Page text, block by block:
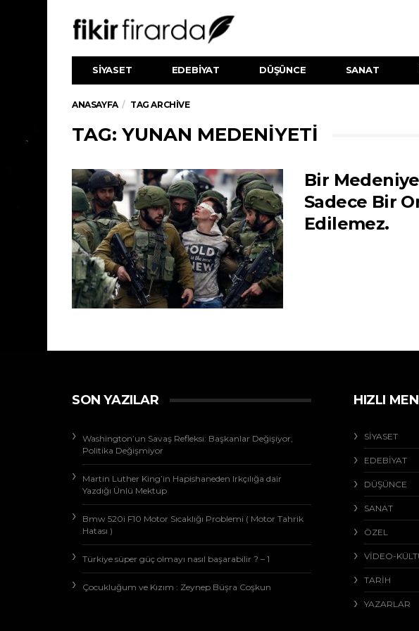
SİYASET EDEBİYAT DÜŞÜNCE SANAT
ANASAYFA TAG ARCHIVE
TAG: YUNAN MEDENIYETI
Bir
Sadece Bir
Edilemez.
SON YAZILAR
Washington’un Savaş Refleksi: Başkanlar Değişiyor,
Politika Değişmiyor
Martin Luther King’in Hapishaneden Irkçılığa dair
Yazdığı Ünlü Mektup
Bmw 520i F10 Motor Sıcaklığı Problemi ( Motor Tahrik
Hatası )
Türkiye süper güç olmayı nasıl başarabilir ? – 1
Çocukluğum ve Kızım : Zeynep Büşra Coşkun
HIZLI
SİYASET
EDEBİYAT
DÜŞÜNCE
SANAT
ÖZEL
VİDEO-
TARİH
YAZARLAR